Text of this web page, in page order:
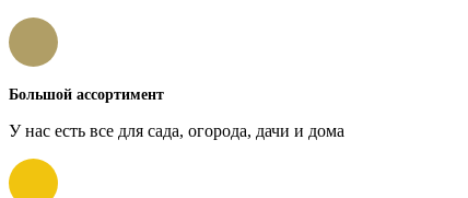
Большой ассортимент
У нас есть все для сада, огорода, дачи и дома